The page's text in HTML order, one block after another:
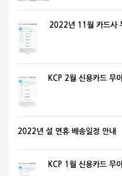
2022년 11월 카드사
KCP 2월 신용카드 무
2022년 설 연휴 배송일정 안내
KCP 1월 신용카드 무